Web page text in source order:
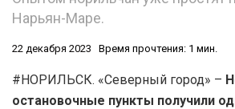
Нарьян-Маре.
22 декабря 2023 Время прочтения: 1 мин.
#НОРИЛЬСК. «Северный город» –
остановочные пункты получили